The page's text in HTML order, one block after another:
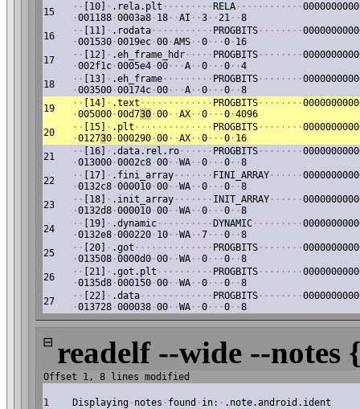
15
· · [10] · .rela.plt · · · · · · · · · RELA · · · · · · · · · · · ·
·001188 ·0003a8 · 18 · ·AI · ·3 · ·21 · ·8
16
· · [11] · .rodata · · · · · · · · · · · PROGBITS · · · · · · · ·
·001530 ·0019ec ·00 ·AMS · ·0 · · ·0 · 16
17
· · [12] · .eh_frame_hdr · · · · · PROGBITS · · · · · · · ·
·002f1c ·0005e4 ·00 · · ·A · ·0 · · ·0 · ·4
18
· · [13] · .eh_frame · · · · · · · · · PROGBITS · · · · · · · ·
·003500 ·00174c ·00 · · ·A · ·0 · · ·0 · ·8
19
· · [14] · .text · · · · · · · · · · · · · PROGBITS · · · · · · · ·
·005000 ·00d730 ·00 · ·AX · ·0 · · ·0 ·4096
20
· · [15] · .plt · · · · · · · · · · · · · · PROGBITS · · · · · · · ·
·012730 ·000290 ·00 · ·AX · ·0 · · ·0 · 16
21
· · [16] · .data.rel.ro · · · · · · PROGBITS · · · · · · · ·
·013000 ·0002c8 ·00 · ·WA · ·0 · · ·0 · ·8
22
· · [17] · .fini_array · · · · · · · FINI_ARRAY · · · · · ·
·0132c8 ·000010 ·00 · ·WA · ·0 · · ·0 · ·8
23
· · [18] · .init_array · · · · · · · INIT_ARRAY · · · · · ·
·0132d8 ·000010 ·00 · ·WA · ·0 · · ·0 · ·8
24
· · [19] · .dynamic · · · · · · · · · · DYNAMIC · · · · · · · · ·
·0132e8 ·000220 · 10 · ·WA · ·7 · · ·0 · ·8
25
· · [20] · .got · · · · · · · · · · · · · · PROGBITS · · · · · · · ·
·013508 ·0000d0 ·00 · ·WA · ·0 · · ·0 · ·8
26
· · [21] · .got.plt · · · · · · · · · · PROGBITS · · · · · · · ·
·0135d8 ·000150 ·00 · ·WA · ·0 · · ·0 · ·8
27
· · [22] · .data · · · · · · · · · · · · · PROGBITS · · · · · · · ·
·013728 ·000038 ·00 · ·WA · ·0 · · ·0 · ·8
⊟ readelf --wide --notes
Offset 1, 8 lines modified
1 Displaying · notes · found · in: · .note.android.ident